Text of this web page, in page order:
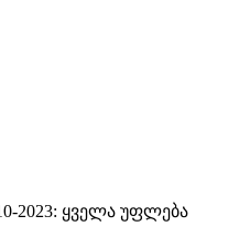
2023: ყველა უფლება